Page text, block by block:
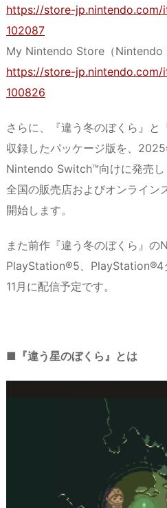
https://store-
102087
My Nintendo Store（Nintendo
https://store-
100826
さらに、『違う冬のぼくら』と
収録したパッケージ版を、
Nintendo Switch™向けに発売し
全国の販売店およびオンライン
開始します。
また前作『違う冬のぼくら』の
PlayStation®5、PlayStation®4
11月に配信予定です。
■『違う星のぼくら』とは